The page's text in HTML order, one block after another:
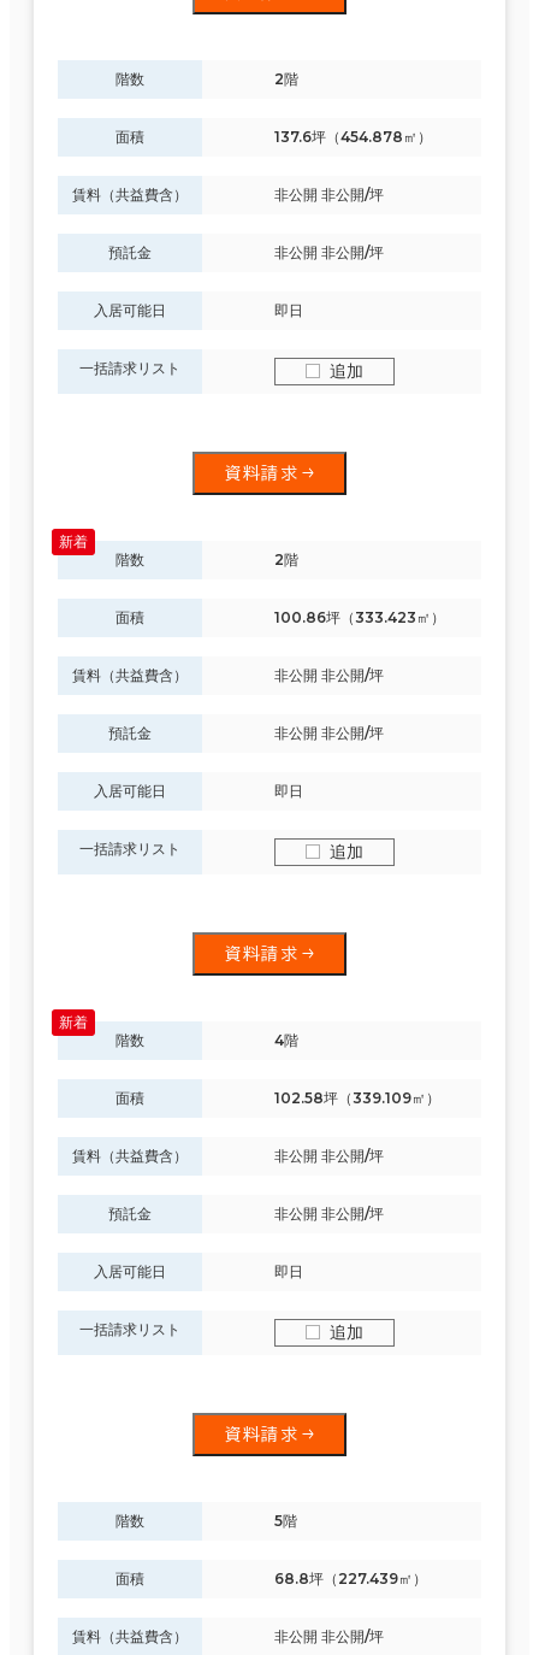
階数 2階
面積 137.6坪（454.878㎡）
賃料（共益費含） 非公開 非公開/坪
預託金 非公開 非公開/坪
入居可能日 即日
一括請求リスト 追加
資料請求
階数 2階
面積 100.86坪（333.423㎡）
賃料（共益費含） 非公開 非公開/坪
預託金 非公開 非公開/坪
入居可能日 即日
一括請求リスト 追加
資料請求
階数 4階
面積 102.58坪（339.109㎡）
賃料（共益費含） 非公開 非公開/坪
預託金 非公開 非公開/坪
入居可能日 即日
一括請求リスト 追加
資料請求
階数 5階
面積 68.8坪（227.439㎡）
賃料（共益費含） 非公開 非公開/坪